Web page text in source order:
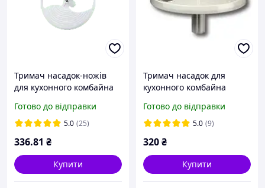
Тримач насадок-ножів
для кухонного комбайна
Готово до відправки
5.0 (25)
336.81 ₴
Купити
Тримач насадок для
кухонного комбайна
600 BR67051145
AS00005628
Готово до відправки
5.0 (9)
320₴
Купити